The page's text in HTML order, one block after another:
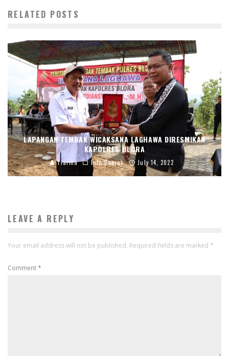
RELATED POSTS
LAPANGAN TEMBAK WICAKSANA LAGHAWA DIRESMIKAN
KAPOLRES BLORA
Tiarma Info Daerah July 14, 2022
LEAVE A REPLY
Your email address will not be published. Required fields are marked *
Comment*